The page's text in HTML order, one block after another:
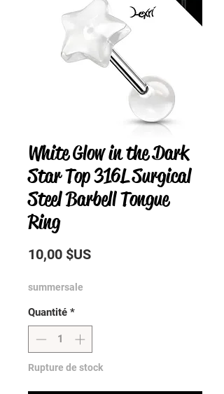
White Glow in the Dark
Star Top 316L Surgical
Steel Barbell Tongue
Ring
10,00 $USPrix
summersale
Quantité *
Rupture de stock